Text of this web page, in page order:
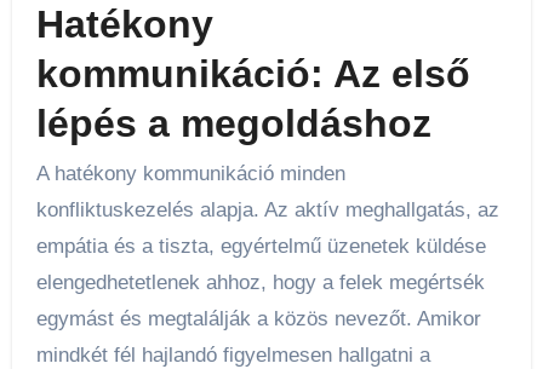
Hatékony
kommunikáció: Az első
lépés a megoldáshoz
A hatékony kommunikáció minden
konfliktuskezelés alapja. Az aktív meghallgatás, az
empátia és a tiszta, egyértelmű üzenetek küldése
elengedhetetlenek ahhoz, hogy a felek megértsék
egymást és megtalálják a közös nevezőt. Amikor
mindkét fél hajlandó figyelmesen hallgatni a